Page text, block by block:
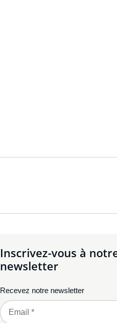
Inscrivez-vous à
newsletter
Recevez notre newsletter